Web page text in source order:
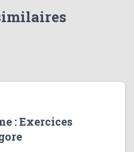
: Exercices